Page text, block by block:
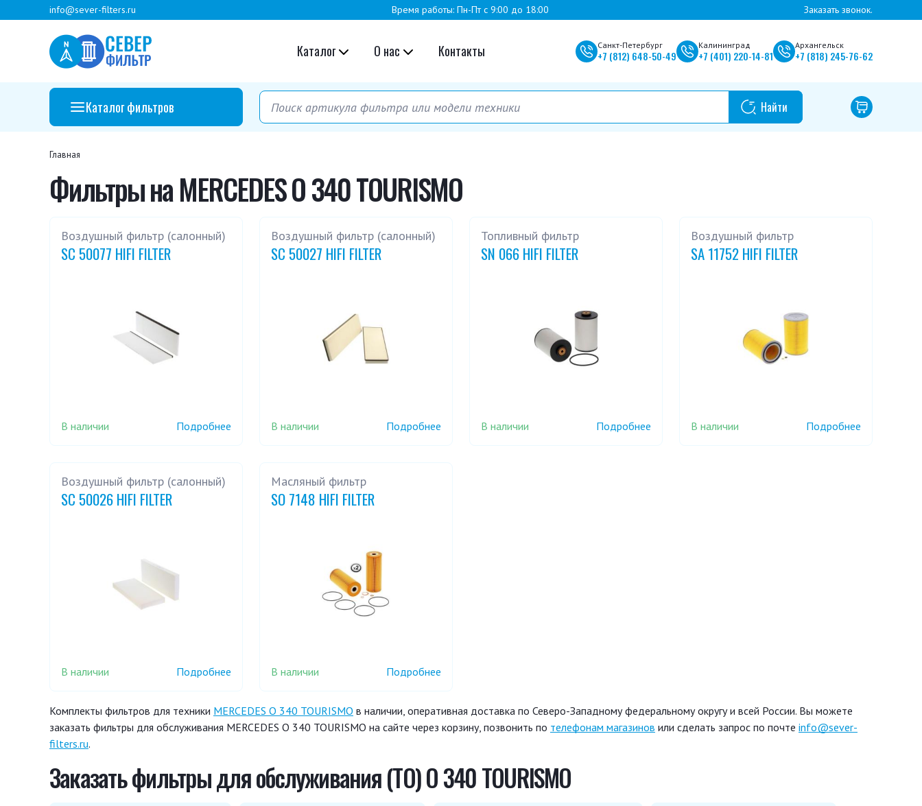
info@sever-filters.ru Время работы: Пн-Пт с 9:00 до 18:00 Заказать звонок.
Каталог О нас Контакты Санкт-Петербург
+7 (812) 648-50-49
Калининград
+7 (401) 220-14-81
Архангельск
+7 (818) 245-76-62
Каталог фильтров
Главная
Фильтры на MERCEDES O 340 TOURISMO
Воздушный фильтр (салонный)
SC 50077 HIFI FILTER
В наличии Подробнее
Воздушный фильтр (салонный)
SC 50027 HIFI FILTER
В наличии Подробнее
Топливный фильтр
SN 066 HIFI FILTER
В наличии Подробнее
Воздушный фильтр
SA 11752 HIFI FILTER
В наличии Подробнее
Воздушный фильтр (салонный)
SC 50026 HIFI FILTER
В наличии Подробнее
Масляный фильтр
SO 7148 HIFI FILTER
В наличии Подробнее
Комплекты фильтров для техники MERCEDES O 340 TOURISMO в наличии, оперативная доставка по Северо-Западному федеральному округу и всей России. Вы можете
заказать фильтры для обслуживания MERCEDES O 340 TOURISMO на сайте через корзину, позвонить по телефонам магазинов или сделать запрос по почте info@sever-
filters.ru.
Заказать фильтры для обслуживания (ТО) O 340 TOURISMO